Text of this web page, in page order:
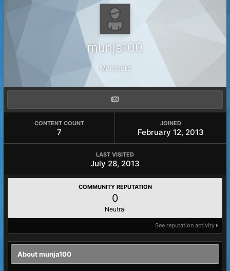
munja100
Members
CONTENT COUNT
7
JOINED
February 12, 2013
LAST VISITED
July 28, 2013
COMMUNITY REPUTATION
0
Neutral
See reputation activity
About munja100